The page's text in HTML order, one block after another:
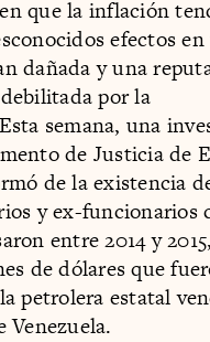
que la inflación
efectos
dañada y una
por la
semana, una
de Justicia de
de la existencia
y ex-funcionarios
entre 2014 y
de dólares que
petrolera estatal
Venezuela.